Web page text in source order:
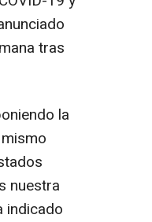
tras
la
nuestra
indicado